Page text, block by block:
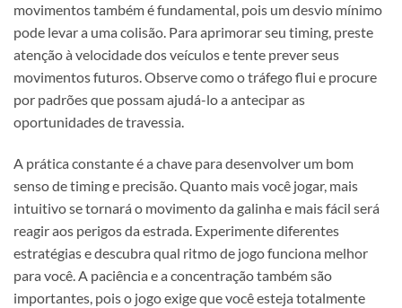
movimentos também é fundamental, pois um desvio mínimo
pode levar a uma colisão. Para aprimorar seu timing, preste
atenção à velocidade dos veículos e tente prever seus
movimentos futuros. Observe como o tráfego flui e procure
por padrões que possam ajudá-lo a antecipar as
oportunidades de travessia.
A prática constante é a chave para desenvolver um bom
senso de timing e precisão. Quanto mais você jogar, mais
intuitivo se tornará o movimento da galinha e mais fácil será
reagir aos perigos da estrada. Experimente diferentes
estratégias e descubra qual ritmo de jogo funciona melhor
para você. A paciência e a concentração também são
importantes, pois o jogo exige que você esteja totalmente